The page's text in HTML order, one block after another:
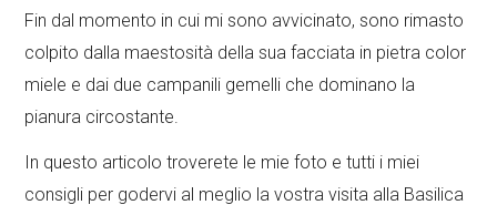
Fin dal momento in cui mi sono avvicinato, sono rimasto
colpito dalla maestosità della sua facciata in pietra color
miele e dai due campanili gemelli che dominano la
pianura circostante.
In questo articolo troverete le mie foto e tutti i miei
consigli per godervi al meglio la vostra visita alla Basilica